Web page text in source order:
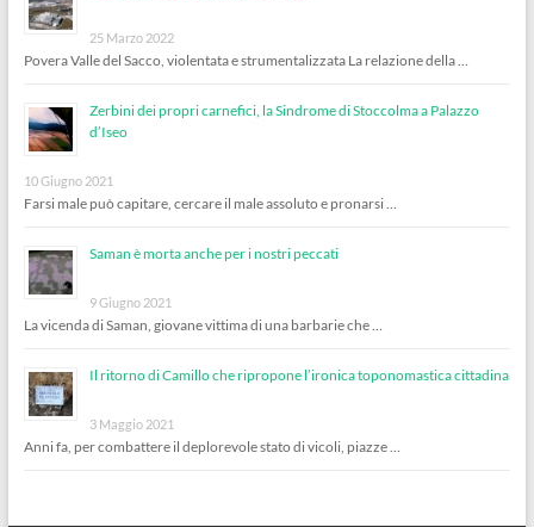
25 Marzo 2022
Povera Valle del Sacco, violentata e strumentalizzata La relazione della …
Zerbini dei propri carnefici, la Sindrome di Stoccolma a Palazzo
d’Iseo
10 Giugno 2021
Farsi male può capitare, cercare il male assoluto e pronarsi …
Saman è morta anche per i nostri peccati
9 Giugno 2021
La vicenda di Saman, giovane vittima di una barbarie che …
Il ritorno di Camillo che ripropone l’ironica toponomastica cittadina
3 Maggio 2021
Anni fa, per combattere il deplorevole stato di vicoli, piazze …